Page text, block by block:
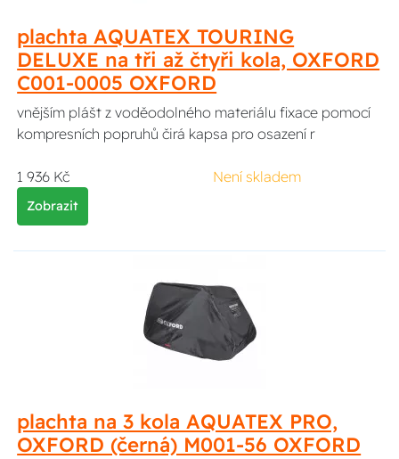
plachta AQUATEX TOURING
DELUXE na tři až čtyři kola, OXFORD
C001-0005 OXFORD
vnějším plášt z voděodolného materiálu fixace pomocí
kompresních popruhů čirá kapsa pro osazení r
1 936 Kč Není skladem
Zobrazit
plachta na 3 kola AQUATEX PRO,
OXFORD (černá) M001-56 OXFORD